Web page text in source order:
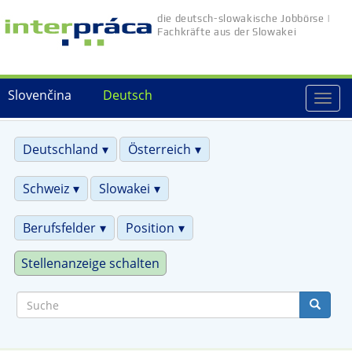
Direkt
zum
Deutsch
Slovenčina
die deutsch-slowakische Jobbörse |
Fachkräfte aus der Slowakei
Deutschland
Österreich
Schweiz Slowakei
Berufsfelder Position
Stellenanzeige schalten